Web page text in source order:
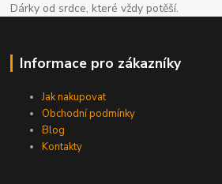
Dárky od srdce, které vždy potěší.
Informace pro zákazníky
Jak nakupovat
Obchodní podmínky
Blog
Kontakty